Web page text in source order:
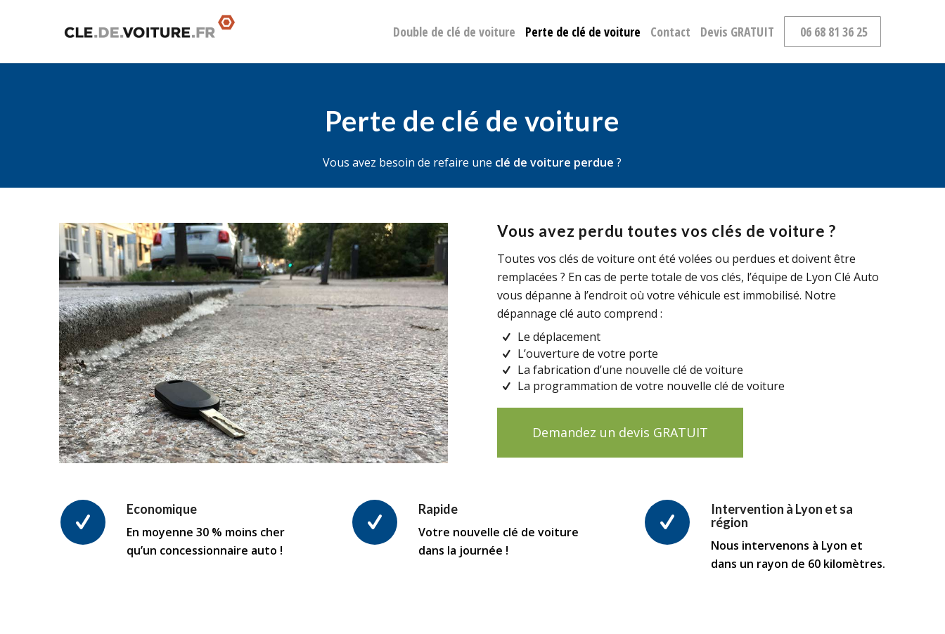
Double de clé de voiture Perte de clé de voiture Contact Devis GRATUIT 06 68 81 36 25
Perte de clé de voiture
Vous avez besoin de refaire une clé de voiture perdue ?
Vous avez perdu toutes vos clés de voiture ?
Toutes vos clés de voiture ont été volées ou perdues et doivent être
remplacées ? En cas de perte totale de vos clés, l’équipe de Lyon Clé Auto
vous dépanne à l’endroit où votre véhicule est immobilisé. Notre
dépannage clé auto comprend :
Le déplacement
L’ouverture de votre porte
La fabrication d’une nouvelle clé de voiture
La programmation de votre nouvelle clé de voiture
Demandez un devis GRATUIT
Economique
En moyenne 30 % moins cher
qu’un concessionnaire auto !
Rapide
Votre nouvelle clé de voiture
dans la journée !
Intervention à Lyon et sa
région
Nous intervenons à Lyon et
dans un rayon de 60 kilomètres.